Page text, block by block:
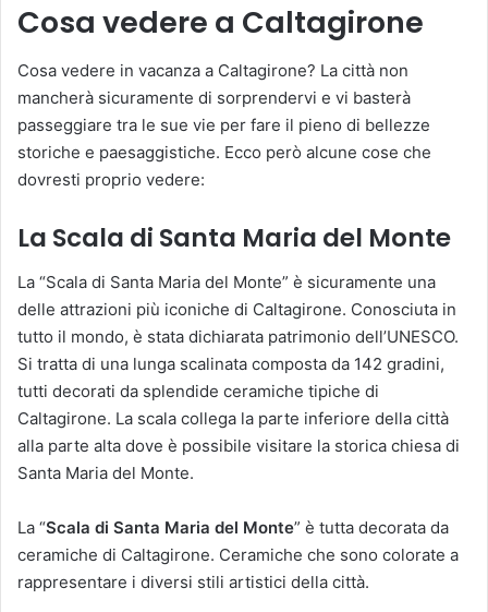
Cosa vedere a Caltagirone
Cosa vedere in vacanza a Caltagirone? La città non
mancherà sicuramente di sorprendervi e vi basterà
passeggiare tra le sue vie per fare il pieno di bellezze
storiche e paesaggistiche. Ecco però alcune cose che
dovresti proprio vedere:
La Scala di Santa Maria del Monte
La “Scala di Santa Maria del Monte” è sicuramente una
delle attrazioni più iconiche di Caltagirone. Conosciuta in
tutto il mondo, è stata dichiarata patrimonio dell’UNESCO.
Si tratta di una lunga scalinata composta da 142 gradini,
tutti decorati da splendide ceramiche tipiche di
Caltagirone. La scala collega la parte inferiore della città
alla parte alta dove è possibile visitare la storica chiesa di
Santa Maria del Monte.
La “Scala di Santa Maria del Monte” è tutta decorata da
ceramiche di Caltagirone. Ceramiche che sono colorate a
rappresentare i diversi stili artistici della città.